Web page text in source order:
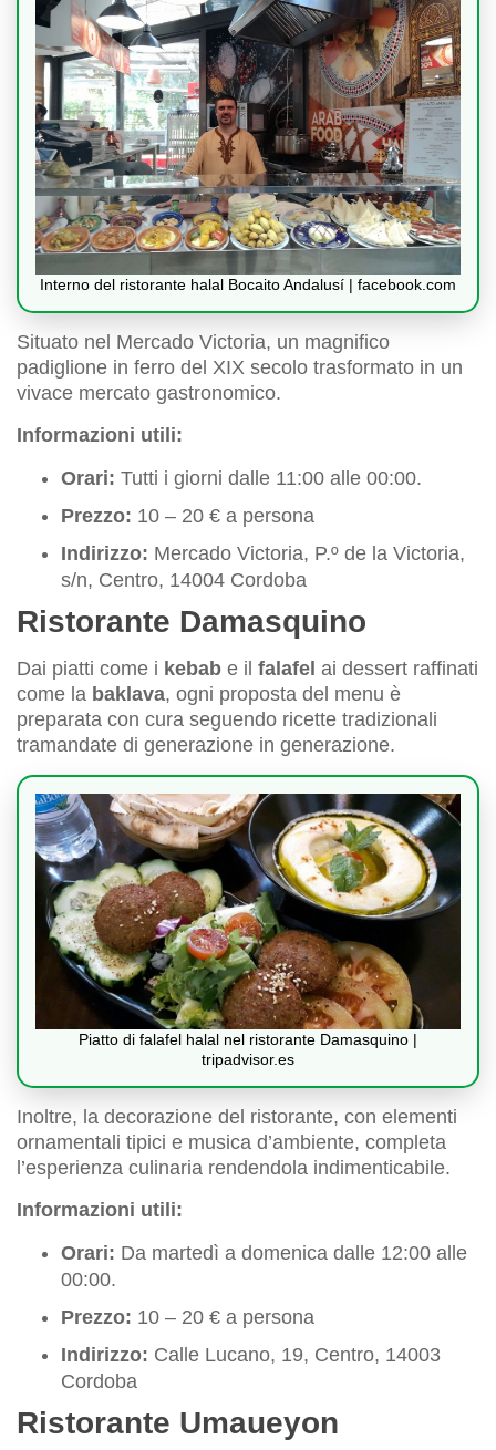
Interno del ristorante halal Bocaito Andalusí | facebook.com
Situato nel Mercado Victoria, un magnifico
padiglione in ferro del XIX secolo trasformato in un
vivace mercato gastronomico.
Informazioni utili:
Orari: Tutti i giorni dalle 11:00 alle 00:00.
Prezzo: 10 – 20 € a persona
Indirizzo: Mercado Victoria, P.º de la Victoria,
s/n, Centro, 14004 Cordoba
Ristorante Damasquino
Dai piatti come i kebab e il falafel ai dessert raffinati
come la baklava, ogni proposta del menu è
preparata con cura seguendo ricette tradizionali
tramandate di generazione in generazione.
Piatto di falafel halal nel ristorante Damasquino |
tripadvisor.es
Inoltre, la decorazione del ristorante, con elementi
ornamentali tipici e musica d’ambiente, completa
l’esperienza culinaria rendendola indimenticabile.
Informazioni utili:
Orari: Da martedì a domenica dalle 12:00 alle
00:00.
Prezzo: 10 – 20 € a persona
Indirizzo: Calle Lucano, 19, Centro, 14003
Cordoba
Ristorante Umaueyon